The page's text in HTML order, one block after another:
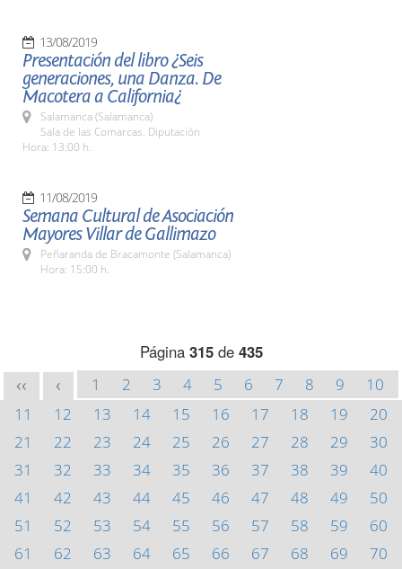
13/08/2019
Presentación del libro ¿Seis
generaciones, una Danza. De
Macotera a California¿
Salamanca (Salamanca)
Sala de las Comarcas. Diputación
Hora: 13:00 h.
11/08/2019
Semana Cultural de Asociación
Mayores Villar de Gallimazo
Peñaranda de Bracamonte (Salamanca)
Hora: 15:00 h.
Página 315de 435
<< < 1 2 3 4 5 6 7 8 9
10
11
12 13 14 15 16 17 18 19
20
21
22 23 24 25 26 27 28 29
30
31
32 33 34 35 36 37 38 39
40
41
42 43 44 45 46 47 48 49
50
51
52 53 54 55 56 57 58 59
60
61
62 63 64 65 66 67 68 69
70